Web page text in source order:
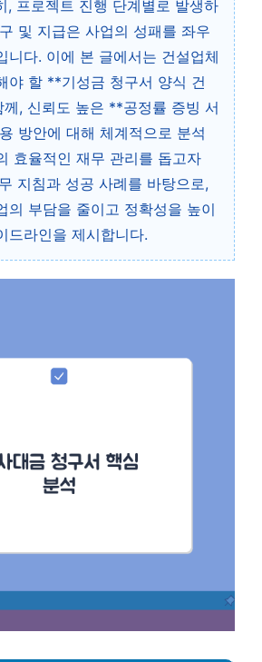
, 프로젝트 진행 단계별로 발생하
및 지급은 사업의 성패를 좌우
니다. 이에 본 글에서는 건설업체
야 할 **기성금 청구서 양식 건
, 신뢰도 높은 **공정률 증빙 서
방안에 대해 체계적으로 분석
효율적인 재무 관리를 돕고자
지침과 성공 사례를 바탕으로,
의 부담을 줄이고 정확성을 높이
드라인을 제시합니다.